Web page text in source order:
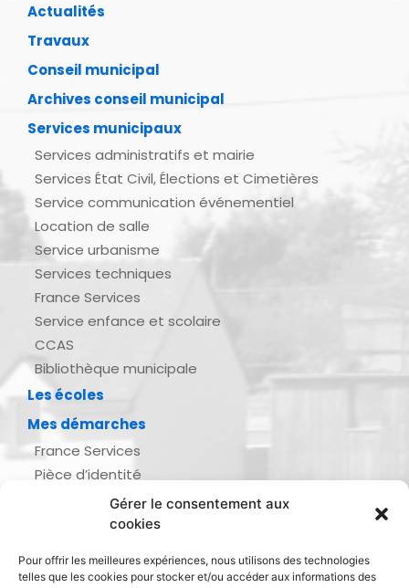
Gérer le consentement aux
cookies
Pour offrir les meilleures expériences, nous utilisons des technologies
telles que les cookies pour stocker et/ou accéder aux informations des
Actualités
Travaux
Conseil municipal
Archives conseil municipal
Services municipaux
Services administratifs et mairie
Services État Civil, Élections et Cimetières
Service communication événementiel
Location de salle
Service urbanisme
Services techniques
France Services
Service enfance et scolaire
CCAS
Bibliothèque municipale
Les écoles
Mes démarches
France Services
Pièce d’identité
Demande d’actes d’état civil
Inscription listes électorales